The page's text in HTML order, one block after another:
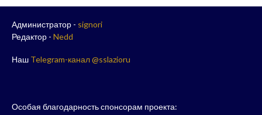
Администратор - signori
Редактор - Nedd
Наш Telegram-канал @sslazioru
Особая благодарность спонсорам проекта: